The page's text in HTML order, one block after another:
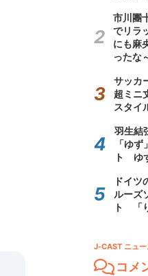
市川團
でリラ
にも麻
ったな
サッカ
超ミニ
スタイ
羽生結
「ゆ
ト ゆ
ドイツ
ルーズ
ト 「
J-CAST ニュー
コメ